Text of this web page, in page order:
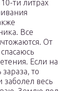
ти литрах
Все
От
Если на
то
заболел весь